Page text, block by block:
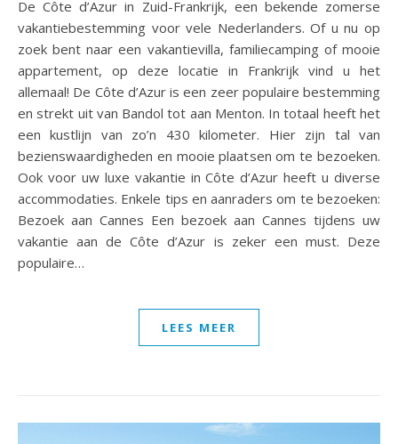
De Côte d’Azur in Zuid-Frankrijk, een bekende zomerse
vakantiebestemming voor vele Nederlanders. Of u nu op
zoek bent naar een vakantievilla, familiecamping of mooie
appartement, op deze locatie in Frankrijk vind u het
allemaal! De Côte d’Azur is een zeer populaire bestemming
en strekt uit van Bandol tot aan Menton. In totaal heeft het
een kustlijn van zo’n 430 kilometer. Hier zijn tal van
bezienswaardigheden en mooie plaatsen om te bezoeken.
Ook voor uw luxe vakantie in Côte d’Azur heeft u diverse
accommodaties. Enkele tips en aanraders om te bezoeken:
Bezoek aan Cannes Een bezoek aan Cannes tijdens uw
vakantie aan de Côte d’Azur is zeker een must. Deze
populaire…
LEES MEER